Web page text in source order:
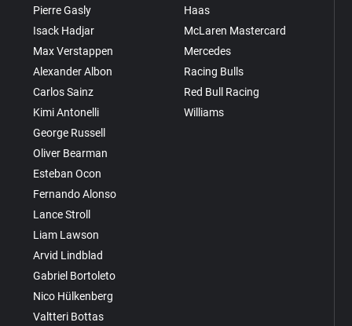
Pierre Gasly
Isack Hadjar
Max Verstappen
Alexander Albon
Carlos Sainz
Kimi Antonelli
George Russell
Oliver Bearman
Esteban Ocon
Fernando Alonso
Lance Stroll
Liam Lawson
Arvid Lindblad
Gabriel Bortoleto
Nico Hülkenberg
Valtteri Bottas
Haas
McLaren Mastercard
Mercedes
Racing Bulls
Red Bull Racing
Williams